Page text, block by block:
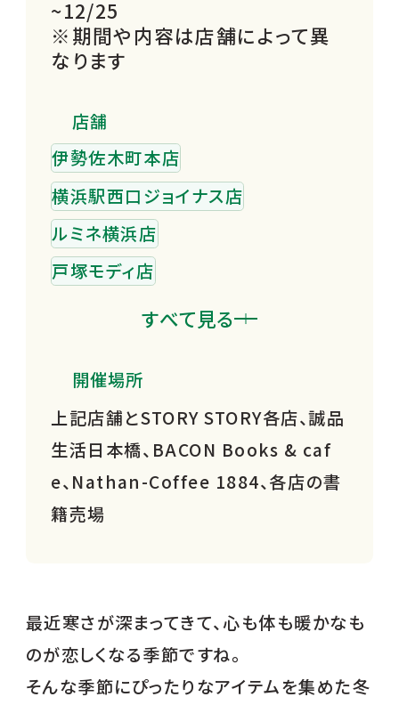
~12/25
※期間や内容は店舗によって異
なります
店舗
伊勢佐木町本店
横浜駅西口ジョイナス店
ルミネ横浜店
戸塚モディ店
トレッサ横浜店
たまプラーザテラス店
アトレ川崎店
武蔵小杉東急スクエア店
湘南台ウエストプラザ店
テラスモール湘南店
ららぽーと湘南平塚店
厚木店
すべて見る
開催場所
上記店舗とSTORY STORY各店、誠品
生活日本橋、BACON Books & caf
e、Nathan-Coffee 1884、各店の書
籍売場
最近寒さが深まってきて、心も体も暖かなも
のが恋しくなる季節ですね。
そんな季節にぴったりなアイテムを集めた冬